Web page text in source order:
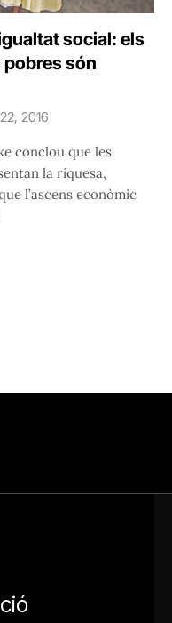
social: els
són
2016
conclou que les
la riquesa,
l’ascens econòmic